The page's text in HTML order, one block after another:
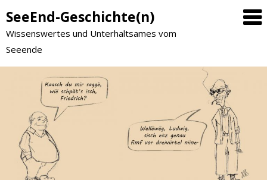
SeeEnd-Geschichte(n)
Wissenswertes und Unterhaltsames vom
Seeende